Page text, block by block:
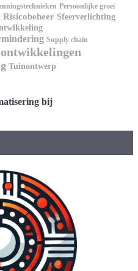
Persoonlijke groei
Risicobeheer Sfeerverlichting
Supply chain
Tuinontwerp
bij